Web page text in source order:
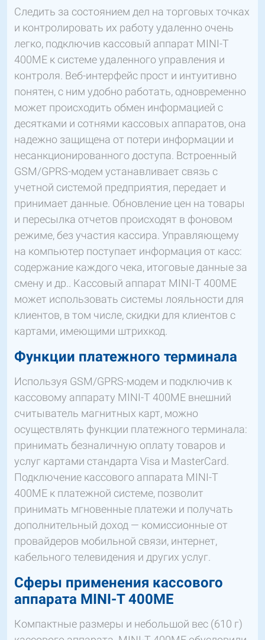
Следить за состоянием дел на торговых точках
и контролировать их работу удаленно очень
легко, подключив кассовый аппарат MINI-T
400МЕ к системе удаленного управления и
контроля. Веб-интерфейс прост и интуитивно
понятен, с ним удобно работать, одновременно
может происходить обмен информацией с
десятками и сотнями кассовых аппаратов, она
надежно защищена от потери информации и
несанкционированного доступа. Встроенный
GSM/GPRS-модем устанавливает связь с
учетной системой предприятия, передает и
принимает данные. Обновление цен на товары
и пересылка отчетов происходят в фоновом
режиме, без участия кассира. Управляющему
на компьютер поступает информация от касс:
содержание каждого чека, итоговые данные за
смену и др.. Кассовый аппарат MINI-T 400МЕ
может использовать системы лояльности для
клиентов, в том числе, скидки для клиентов с
картами, имеющими штрихкод.
Функции платежного терминала
Используя GSM/GPRS-модем и подключив к
кассовому аппарату MINI-T 400МЕ внешний
считыватель магнитных карт, можно
осуществлять функции платежного терминала:
принимать безналичную оплату товаров и
услуг картами стандарта Visa и MasterCard.
Подключение кассового аппарата MINI-T
400МЕ к платежной системе, позволит
принимать мгновенные платежи и получать
дополнительный доход — комиссионные от
провайдеров мобильной связи, интернет,
кабельного телевидения и других услуг.
Сферы применения кассового
аппарата MINI-T 400МЕ
Компактные размеры и небольшой вес (610 г)